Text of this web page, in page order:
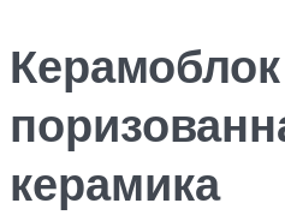
керамика